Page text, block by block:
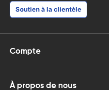
Soutien à la clientèle
Compte
À propos de nous